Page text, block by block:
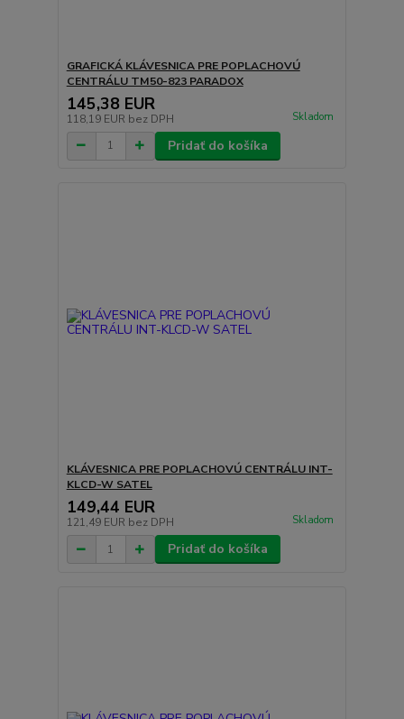
GRAFICKÁ KLÁVESNICA PRE POPLACHOVÚ
CENTRÁLU TM50-823 PARADOX
145,38 EUR
118,19 EUR bez DPH Skladom
Pridať do košíka
KLÁVESNICA PRE POPLACHOVÚ CENTRÁLU INT-
KLCD-W SATEL
149,44 EUR
121,49 EUR bez DPH Skladom
Pridať do košíka